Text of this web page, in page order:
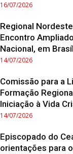
16/07/2026
Regional
Encontro
Nacional, em
14/07/2026
Comissão para a
Formação
Iniciação à Vida
14/07/2026
Episcopado do
orientações para